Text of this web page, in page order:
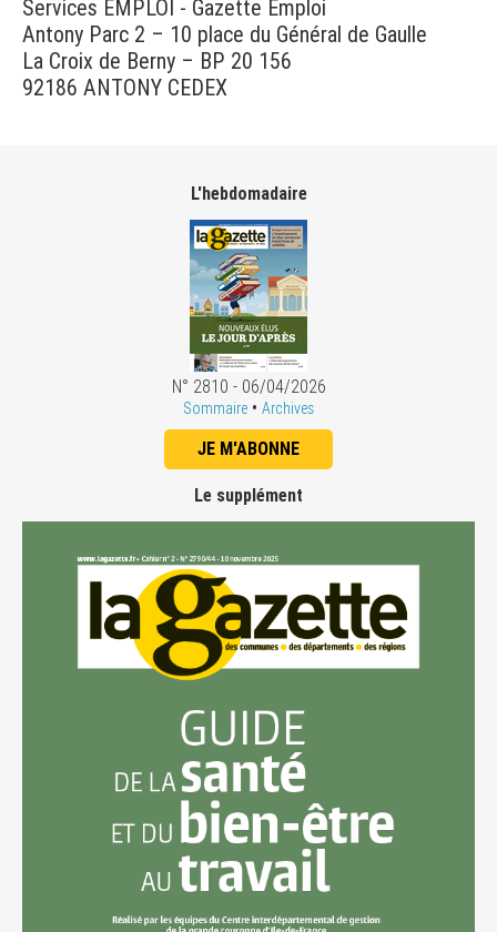
Services EMPLOI - Gazette Emploi
Antony Parc 2 – 10 place du Général de Gaulle
La Croix de Berny – BP 20 156
92186 ANTONY CEDEX
L'hebdomadaire
N° 2810 - 06/04/2026
Sommaire • Archives
JE M'ABONNE
Le supplément